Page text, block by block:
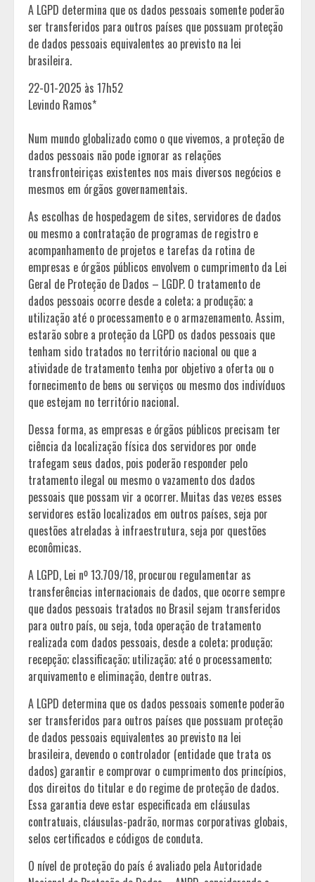
A LGPD determina que os dados pessoais somente poderão
ser transferidos para outros países que possuam proteção
de dados pessoais equivalentes ao previsto na lei
brasileira.
22-01-2025 às 17h52
Levindo Ramos*
Num mundo globalizado como o que vivemos, a proteção de
dados pessoais não pode ignorar as relações
transfronteiriças existentes nos mais diversos negócios e
mesmos em órgãos governamentais.
As escolhas de hospedagem de sites, servidores de dados
ou mesmo a contratação de programas de registro e
acompanhamento de projetos e tarefas da rotina de
empresas e órgãos públicos envolvem o cumprimento da Lei
Geral de Proteção de Dados – LGDP. O tratamento de
dados pessoais ocorre desde a coleta; a produção; a
utilização até o processamento e o armazenamento. Assim,
estarão sobre a proteção da LGPD os dados pessoais que
tenham sido tratados no território nacional ou que a
atividade de tratamento tenha por objetivo a oferta ou o
fornecimento de bens ou serviços ou mesmo dos indivíduos
que estejam no território nacional.
Dessa forma, as empresas e órgãos públicos precisam ter
ciência da localização física dos servidores por onde
trafegam seus dados, pois poderão responder pelo
tratamento ilegal ou mesmo o vazamento dos dados
pessoais que possam vir a ocorrer. Muitas das vezes esses
servidores estão localizados em outros países, seja por
questões atreladas à infraestrutura, seja por questões
econômicas.
A LGPD, Lei nº 13.709/18, procurou regulamentar as
transferências internacionais de dados, que ocorre sempre
que dados pessoais tratados no Brasil sejam transferidos
para outro país, ou seja, toda operação de tratamento
realizada com dados pessoais, desde a coleta; produção;
recepção; classificação; utilização; até o processamento;
arquivamento e eliminação, dentre outras.
A LGPD determina que os dados pessoais somente poderão
ser transferidos para outros países que possuam proteção
de dados pessoais equivalentes ao previsto na lei
brasileira, devendo o controlador (entidade que trata os
dados) garantir e comprovar o cumprimento dos princípios,
dos direitos do titular e do regime de proteção de dados.
Essa garantia deve estar especificada em cláusulas
contratuais, cláusulas-padrão, normas corporativas globais,
selos certificados e códigos de conduta.
O nível de proteção do país é avaliado pela Autoridade